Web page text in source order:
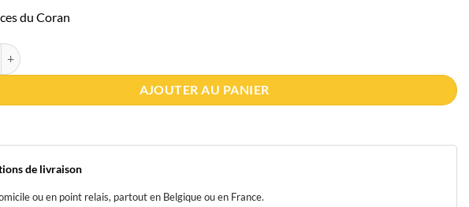
du Coran
Les Sciences du Coran
AJOUTER AU PANIER
de livraison
ou en point relais, partout en Belgique ou en France.